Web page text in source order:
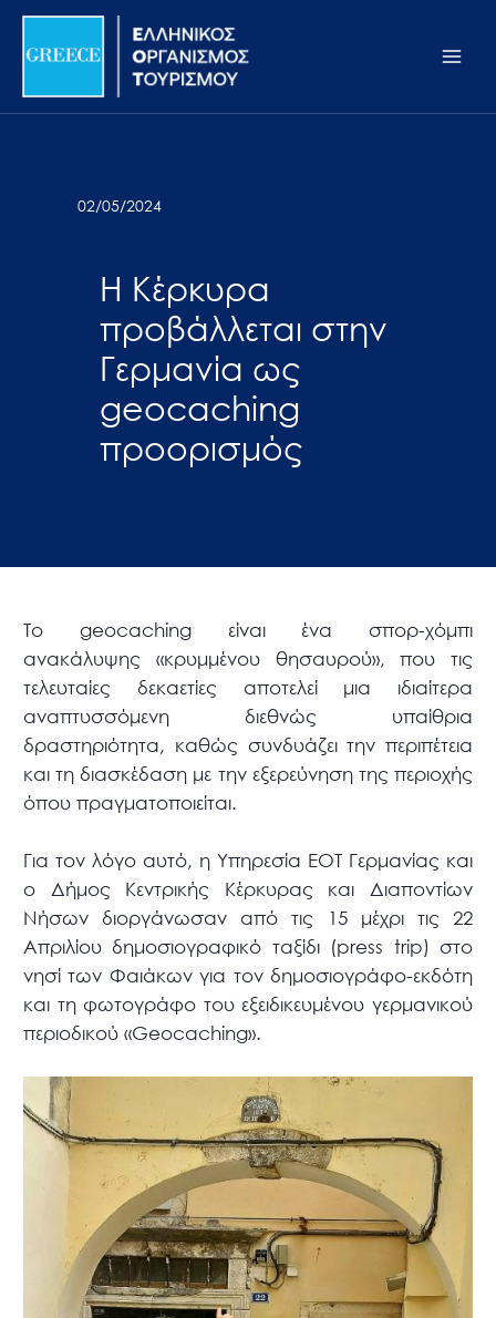
Σημείωση:
ιστότοπος
προσβασιμότητας.
Μετάβαση
περιεχόμενο
02/05/2024
Η Κέρκυρα
προβάλλεται στην
Γερμανία ως
geocaching
προορισμός
Το geocaching είναι ένα σπορ-χόμπι
ανακάλυψης «κρυμμένου θησαυρού», που τις
τελευταίες δεκαετίες αποτελεί μια ιδιαίτερα
αναπτυσσόμενη διεθνώς υπαίθρια
δραστηριότητα, καθώς συνδυάζει την περιπέτεια
και τη διασκέδαση με την εξερεύνηση της περιοχής
όπου πραγματοποιείται.
Για τον λόγο αυτό, η Υπηρεσία ΕΟΤ Γερμανίας και
ο Δήμος Κεντρικής Κέρκυρας και Διαποντίων
Νήσων διοργάνωσαν από τις 15 μέχρι τις 22
Απριλίου δημοσιογραφικό ταξίδι (press trip) στο
νησί των Φαιάκων για τον δημοσιογράφο-εκδότη
και τη φωτογράφο του εξειδικευμένου γερμανικού
περιοδικού «Geocaching».